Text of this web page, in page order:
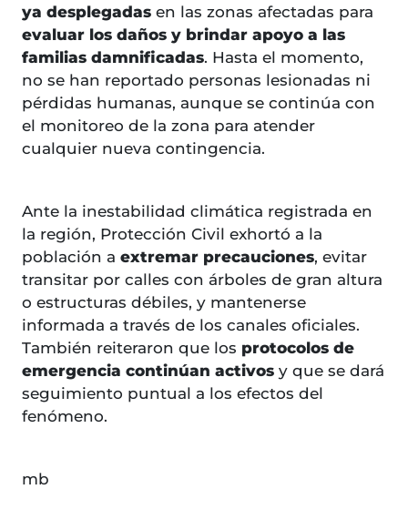
ya desplegadas en las zonas afectadas para
evaluar los daños y brindar apoyo a las
familias damnificadas. Hasta el momento,
no se han reportado personas lesionadas ni
pérdidas humanas, aunque se continúa con
el monitoreo de la zona para atender
cualquier nueva contingencia.
Ante la inestabilidad climática registrada en
la región, Protección Civil exhortó a la
población a extremar precauciones, evitar
transitar por calles con árboles de gran altura
o estructuras débiles, y mantenerse
informada a través de los canales oficiales.
También reiteraron que los protocolos de
emergencia continúan activos y que se dará
seguimiento puntual a los efectos del
fenómeno.
mb